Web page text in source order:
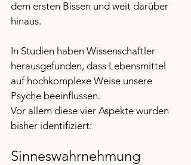
dem ersten Bissen und weit darüber
hinaus.
In Studien haben Wissenschaftler
herausgefunden, dass Lebensmittel
auf hochkomplexe Weise unsere
Psyche beeinflussen.
Vor allem diese vier Aspekte wurden
bisher identifiziert:
Sinneswahrnehmung